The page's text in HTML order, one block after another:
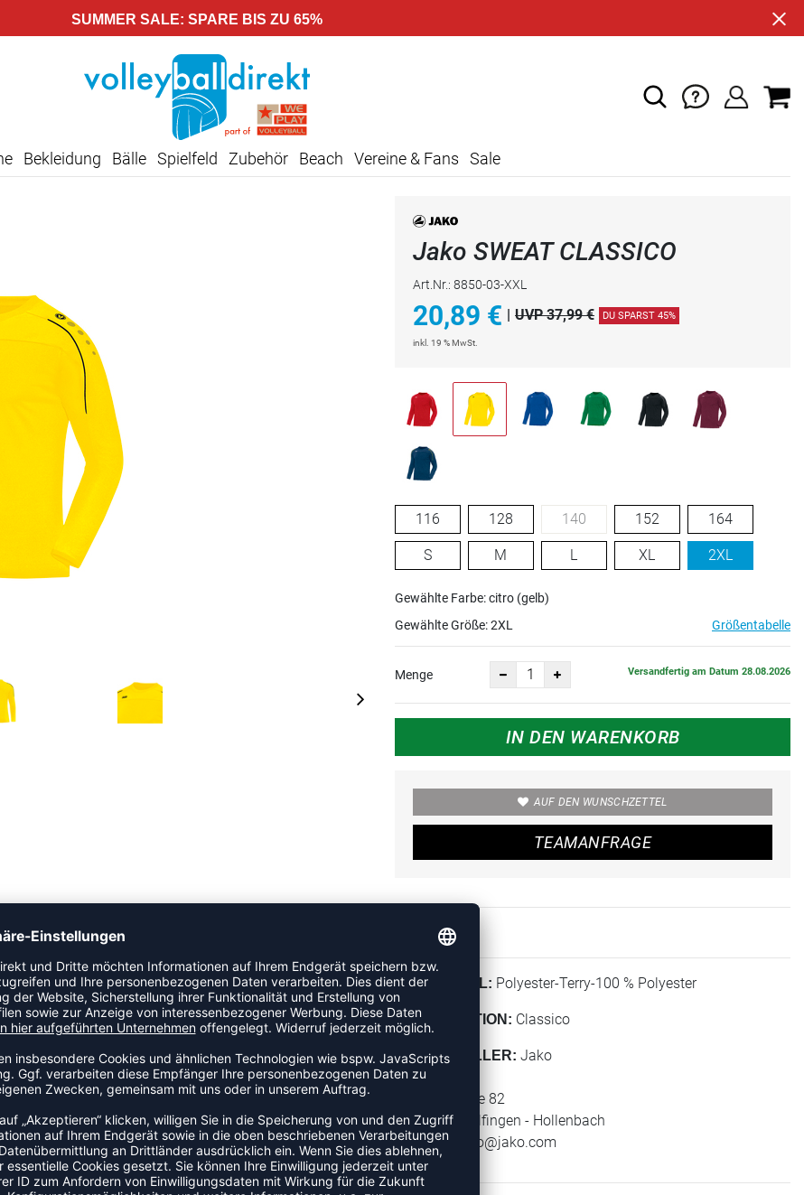
SUMMER SALE: SPARE BIS ZU 65%
Bekleidung Bälle Spielfeld Zubehör Beach Vereine & Fans Sale
Jako SWEAT CLASSICO
Art.Nr.: 8850-03-XXL
20,89 € UVP 37,99 € DU SPARST 45%
inkl. 19 % MwSt.
116 128 140 152 164
S M L XL 2XL
Gewählte Farbe: citro (gelb)
Gewählte Größe:2XL Größentabelle
Menge Versandfertig am Datum 28.08.2026
IN DEN WARENKORB
AUF DEN WUNSCHZETTEL
TEAMANFRAGE
an den Start. Ein Sweatshirt mit durchdachtem
stellt. Der elastische Stoff passt sich der Bewegung an
einen sauberen, sportlichen Abschluss. Das Modell ist
MATERIAL: Polyester-Terry-100 % Polyester
KOLLEKTION: Classico
HERSTELLER: Jako
Jako AG
Amtstrasse 82
74673 Mulfingen - Hollenbach
E-Mail:
info@jako.com